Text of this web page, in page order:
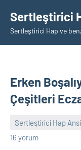
geçSertleştirici
Sertleştirici Hap ve
Erken
Çeşitleri
Sertleştirici Hap
16 yorum